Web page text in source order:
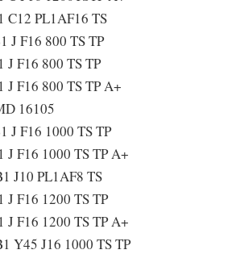
C12 PL1AF16 TS
J F16 800 TS TP
F16 800 TS TP
F16 800 TS TP A+
16105
J F16 1000 TS TP
F16 1000 TS TP A+
J10 PL1AF8 TS
F16 1200 TS TP
F16 1200 TS TP A+
Y45 J16 1000 TS TP